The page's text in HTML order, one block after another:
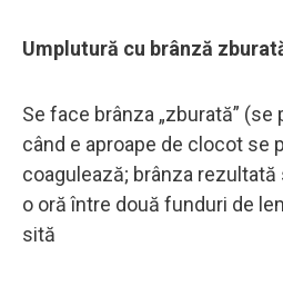
Umplutură cu brânză
Se face brânza „zburată” (se
când e aproape de clocot se
coagulează; brânza
o oră între două funduri de
sită